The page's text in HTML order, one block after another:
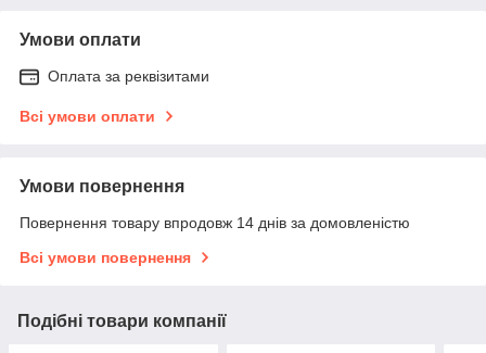
Умови оплати
Оплата за реквізитами
Всі умови оплати
Умови повернення
Повернення товару впродовж 14 днів за домовленістю
Всі умови повернення
Подібні товари компанії